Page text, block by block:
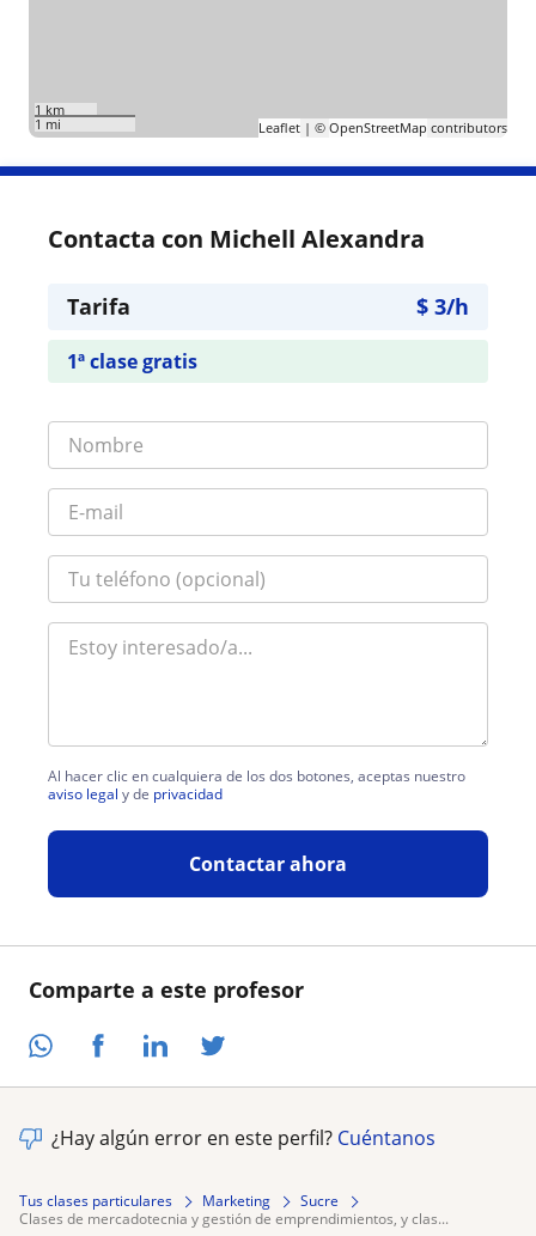
Comparte a este profesor
1 km
1 mi
Leaflet| © OpenStreetMap contributors
Contacta con Michell Alexandra
Tarifa $ 3/h
1ª clase gratis
Al hacer clic en cualquiera de los dos botones, aceptas nuestro
aviso legal y de privacidad
Contactar ahora
¿Hay algún error en este perfil? Cuéntanos
Tus clases particulares Marketing
Sucre
clases de mercadotecnia y gestión de emprendimientos, y clas...